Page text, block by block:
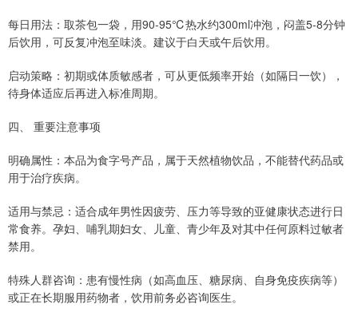
每日用法：取茶包一袋，用90-95℃热水约300ml冲泡，闷盖5-8分钟
后饮用，可反复冲泡至味淡。建议于白天或午后饮用。
启动策略：初期或体质敏感者，可从更低频率开始（如隔日一饮），
待身体适应后再进入标准周期。
四、 重要注意事项
明确属性：本品为食字号产品，属于天然植物饮品，不能替代药品或
用于治疗疾病。
适用与禁忌：适合成年男性因疲劳、压力等导致的亚健康状态进行日
常食养。孕妇、哺乳期妇女、儿童、青少年及对其中任何原料过敏者
禁用。
特殊人群咨询：患有慢性病（如高血压、糖尿病、自身免疫疾病等）
或正在长期服用药物者，饮用前务必咨询医生。